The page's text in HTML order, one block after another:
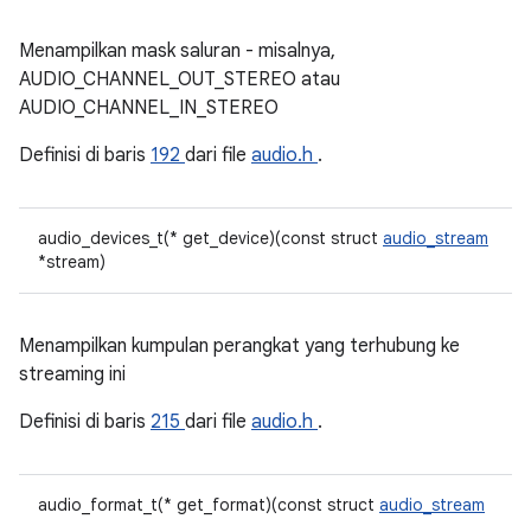
Menampilkan mask saluran - misalnya,
AUDIO_CHANNEL_OUT_STEREO atau
AUDIO_CHANNEL_IN_STEREO
Definisi di baris 192 dari file audio.h .
audio_devices_t(* get_device)(const struct audio_stream
*stream)
Menampilkan kumpulan perangkat yang terhubung ke
streaming ini
Definisi di baris 215 dari file audio.h .
audio_format_t(* get_format)(const struct audio_stream